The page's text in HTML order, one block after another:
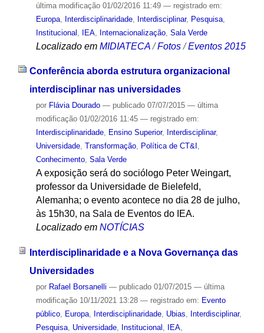
última modificação01/02/2016 11:49 — registrado em:
Europa, Interdisciplinaridade, Interdisciplinar, Pesquisa,
Institucional
IEA, Internacionalização, Sala Verde
Localizado em MIDIATECA /Fotos /Eventos 2015
Conferência aborda estrutura organizacional
interdisciplinar nas universidades
por Flávia Dourado — publicado07/07/2015 — última
modificação01/02/2016 11:45 — registrado em:
Interdisciplinaridade, Ensino Superior, Interdisciplinar,
Universidade, Transformação, Política de CT&I ,
Conhecimento, Sala Verde
A exposição será do sociólogo Peter Weingart,
professor da Universidade de Bielefeld,
Alemanha; o evento acontece no dia 28 de julho,
às 15h30, na Sala de Eventos do IEA.
Localizado em NOTÍCIAS
Interdisciplinaridade e a Nova Governança das
Universidades
por Rafael Borsanelli — publicado01/07/2015 — última
modificação10/11/2021 13:28 — registrado em: Evento
público, Europa, Interdisciplinaridade, Ubias, Interdisciplinar,
Pesquisa, Universidade, Institucional , IEA,